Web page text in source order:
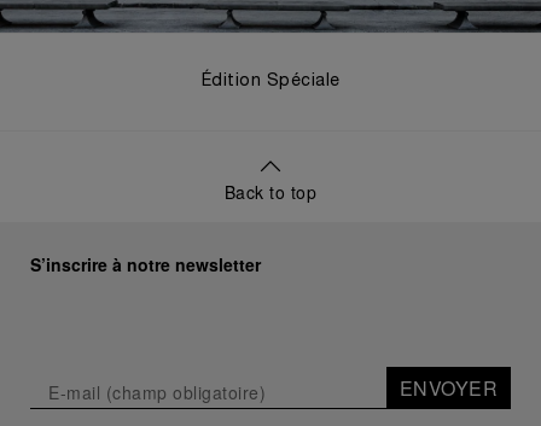
Édition Spéciale
Back to top
S’inscrire à notre newsletter
ENVOYER